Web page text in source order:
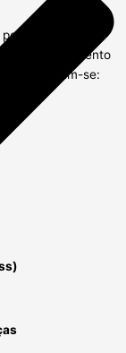
uma
e relaxamento
destacam-se: